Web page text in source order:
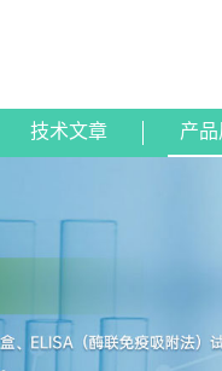
技术文章 产